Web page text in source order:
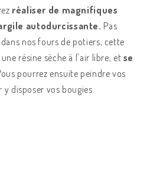
réaliser de magnifiques
autodurcissante. Pas
nos fours de potiers, cette
résine sèche à l'air libre, et se
pourrez ensuite peindre vos
disposer vos bougies.